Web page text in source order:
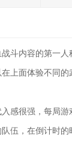
斗内容的第一
上面体验不同
感很强，每局
伍，在倒计时